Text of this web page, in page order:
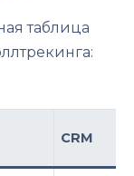
таблица
CRM